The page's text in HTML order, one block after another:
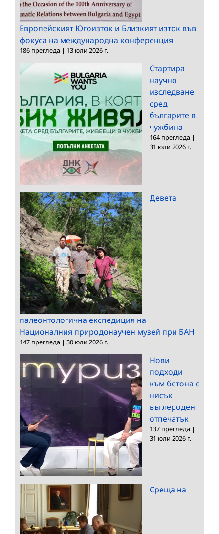
Европейският Югоизток и Близкият изток във
фокуса на международна конференция
186 прегледа | 13 юли 2026 г.
Стартира
научно
изследване
сред
българите в
чужбина
164 прегледа |
31 юли 2026 г.
Девета
палеонтологична експедиция на
Националния природонаучен музей при БАН
147 прегледа | 30 юли 2026 г.
Нови
подходи
към бетона с
нисък
въглероден
отпечатък
137 прегледа |
31 юли 2026 г.
Среща на